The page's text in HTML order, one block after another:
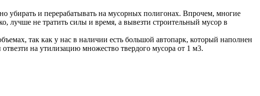
убирать и перерабатывать на мусорных полигонах. Впрочем, многие
лучше не тратить силы и время, а вывезти строительный мусор в
так как у нас в наличии есть большой автопарк, который наполнен
на утилизацию множество твердого мусора от 1 м3.